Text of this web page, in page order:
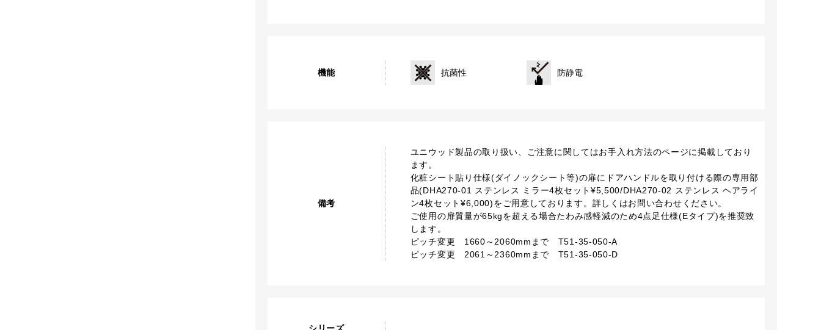
機能 抗菌性 防静電
備考
ユニウッド製品の取り扱い、ご注意に関してはお手入れ方法のページに掲載しており
ます。
化粧シート貼り仕様(ダイノックシート等)の扉にドアハンドルを取り付ける際の専用部
品(DHA270-01 ステンレス ミラー4枚セット¥5,500/DHA270-02 ステンレス ヘアライ
ン4枚セット¥6,000)をご用意しております。詳しくはお問い合わせください。
ご使用の扉質量が65kgを超える場合たわみ感軽減のため4点足仕様(Eタイプ)を推奨致
します。
ピッチ変更 1660～2060mmまで T51-35-050-A
ピッチ変更 2061～2360mmまで T51-35-050-D